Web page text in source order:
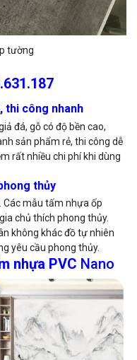
tường
thi công nhanh
đá, gỗ có độ bền cao,
sản phẩm rẻ, thi công dễ
rất nhiều chi phí khi dùng
thủy
Các mẫu tấm nhựa ốp
chủ thích phong thủy.
không khác đồ tự nhiên
yêu cầu phong thủy.
nhựa PVC Nano